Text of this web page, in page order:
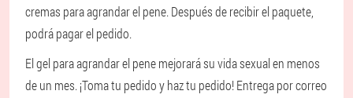
cremas para agrandar el pene. Después de recibir el paquete,
podrá pagar el pedido.
El gel para agrandar el pene mejorará su vida sexual en menos
de un mes. ¡Toma tu pedido y haz tu pedido! Entrega por correo